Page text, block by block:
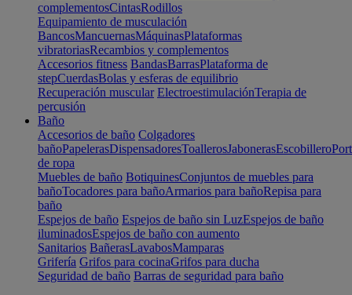
complementosCintasRodillos
Equipamiento de musculación
BancosMancuernasMáquinasPlataformas
vibratoriasRecambios y complementos
Accesorios fitness BandasBarrasPlataforma de
stepCuerdasBolas y esferas de equilibrio
Recuperación muscular ElectroestimulaciónTerapia de
percusión
Baño
Accesorios de baño Colgadores
bañoPapelerasDispensadoresToallerosJabonerasEscobillero
de ropa
Muebles de baño BotiquinesConjuntos de muebles para
bañoTocadores para bañoArmarios para bañoRepisa para
baño
Espejos de baño Espejos de baño sin LuzEspejos de baño
iluminadosEspejos de baño con aumento
Sanitarios BañerasLavabosMamparas
Grifería Grifos para cocinaGrifos para ducha
Seguridad de baño Barras de seguridad para baño